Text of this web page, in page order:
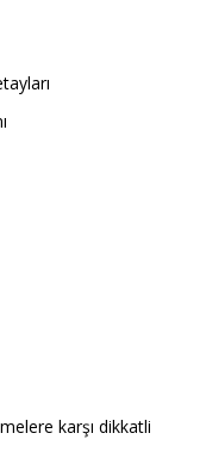
karşı dikkatli